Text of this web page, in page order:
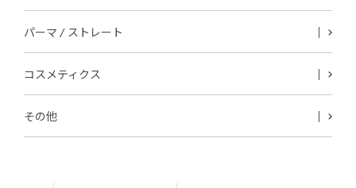
パーマ / ストレート
コスメティクス
その他